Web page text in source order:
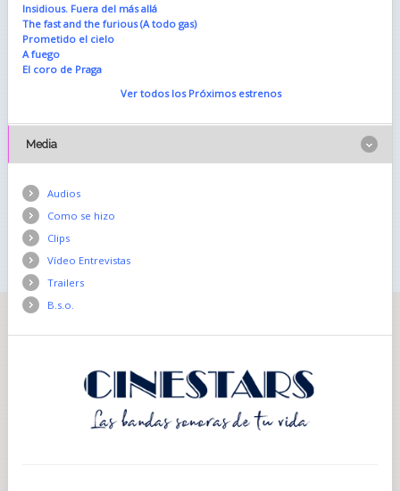
Insidious. Fuera del más allá
The fast and the furious (A todo gas)
Prometido el cielo
A fuego
El coro de Praga
Ver todos los Próximos estrenos
Media
Audios
Como se hizo
Clips
Vídeo Entrevistas
Trailers
B.s.o.